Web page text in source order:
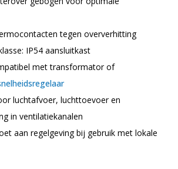
tegen oververhitting
IP54 aansluitkast
met transformator of
luchtafvoer, luchttoevoer en
in ventilatiekanalen
aan regelgeving bij gebruik met lokale